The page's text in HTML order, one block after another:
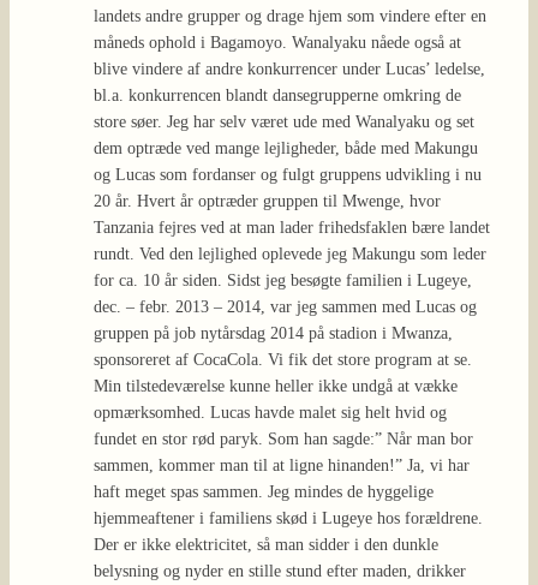
landets andre grupper og drage hjem som vindere efter en
måneds ophold i Bagamoyo. Wanalyaku nåede også at
blive vindere af andre konkurrencer under Lucas’ ledelse,
bl.a. konkurrencen blandt dansegrupperne omkring de
store søer. Jeg har selv været ude med Wanalyaku og set
dem optræde ved mange lejligheder, både med Makungu
og Lucas som fordanser og fulgt gruppens udvikling i nu
20 år. Hvert år optræder gruppen til Mwenge, hvor
Tanzania fejres ved at man lader frihedsfaklen bære landet
rundt. Ved den lejlighed oplevede jeg Makungu som leder
for ca. 10 år siden. Sidst jeg besøgte familien i Lugeye,
dec. – febr. 2013 – 2014, var jeg sammen med Lucas og
gruppen på job nytårsdag 2014 på stadion i Mwanza,
sponsoreret af CocaCola. Vi fik det store program at se.
Min tilstedeværelse kunne heller ikke undgå at vække
opmærksomhed. Lucas havde malet sig helt hvid og
fundet en stor rød paryk. Som han sagde:” Når man bor
sammen, kommer man til at ligne hinanden!” Ja, vi har
haft meget spas sammen. Jeg mindes de hyggelige
hjemmeaftener i familiens skød i Lugeye hos forældrene.
Der er ikke elektricitet, så man sidder i den dunkle
belysning og nyder en stille stund efter maden, drikker